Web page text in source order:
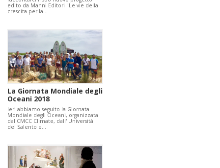
edito da Manni Editori "Le vie della
crescita per la…
La Giornata Mondiale degli
Oceani 2018
Ieri abbiamo seguito la Giornata
Mondiale degli Oceani, organizzata
dal CMCC Climate, dall' Università
del Salento e…